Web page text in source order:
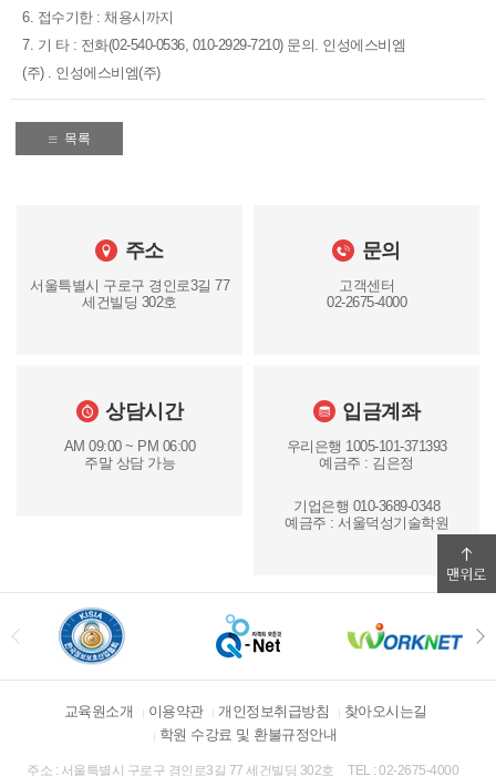
6. 접수기한 : 채용시까지
7. 기 타 : 전화(02-540-0536, 010-2929-7210) 문의. 인성에스비엠
(주) . 인성에스비엠(주)
목록
주소
서울특별시 구로구 경인로3길 77
세건빌딩 302호
문의
고객센터
02-2675-4000
상담시간
AM 09:00 ~ PM 06:00
주말 상담 가능
입금계좌
우리은행 1005-101-371393
예금주 : 김은정
기업은행 010-3689-0348
예금주 : 서울덕성기술학원
교육원소개 이용약관 개인정보취급방침
찾아오시는길
학원 수강료 및 환불규정안내
주소 : 서울특별시 구로구 경인로3길 77 세건빌딩 302호 TEL : 02-2675-4000